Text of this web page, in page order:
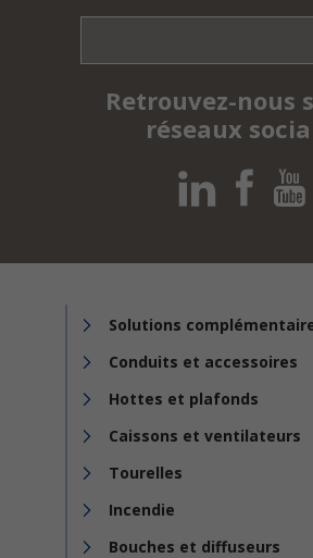
Retrouvez-nous
réseaux
Solutions
Conduits et accessoires
Hottes et plafonds
Caissons et ventilateurs
Tourelles
Incendie
Bouches et diffuseurs